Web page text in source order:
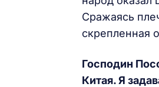
Сражаясь
скрепленная
Господин
Китая. Я